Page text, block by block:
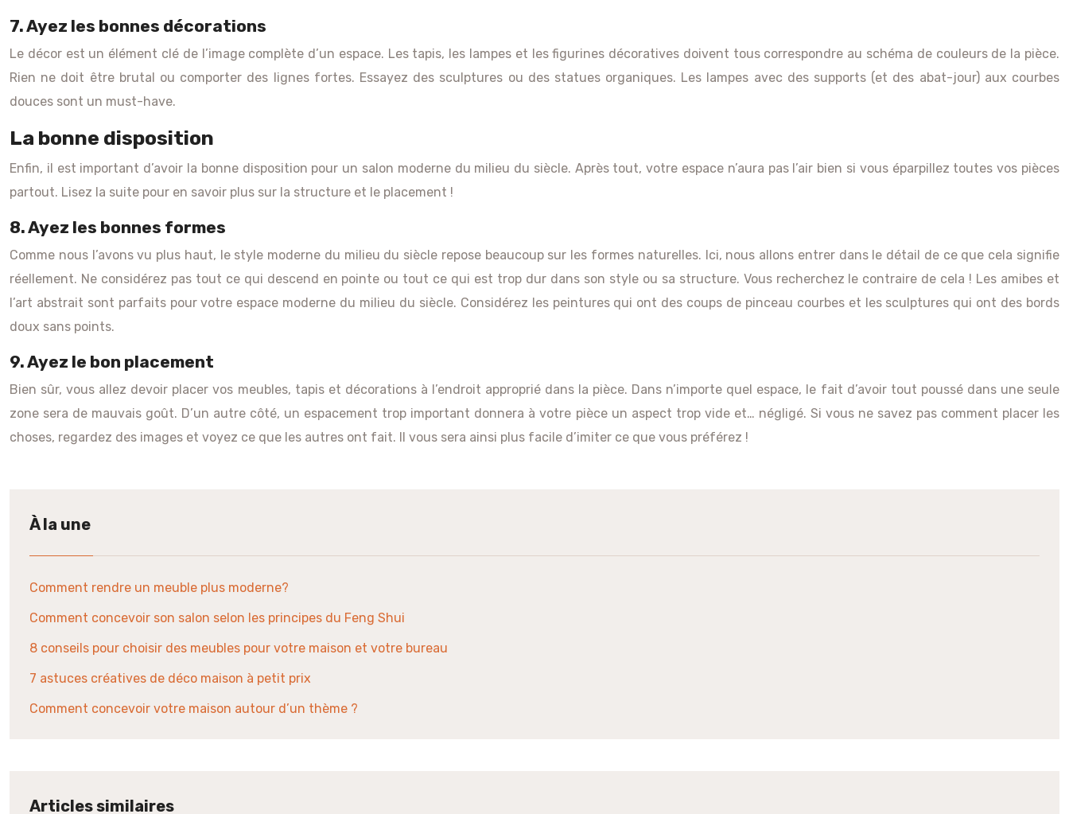
7. Ayez les bonnes décorations
Le décor est un élément clé de l’image complète d’un espace. Les tapis, les lampes et les figurines décoratives doivent tous correspondre au schéma de couleurs de la pièce.
Rien ne doit être brutal ou comporter des lignes fortes. Essayez des sculptures ou des statues organiques. Les lampes avec des supports (et des abat-jour) aux courbes
douces sont un must-have.
La bonne disposition
Enfin, il est important d’avoir la bonne disposition pour un salon moderne du milieu du siècle. Après tout, votre espace n’aura pas l’air bien si vous éparpillez toutes vos pièces
partout. Lisez la suite pour en savoir plus sur la structure et le placement !
8. Ayez les bonnes formes
Comme nous l’avons vu plus haut, le style moderne du milieu du siècle repose beaucoup sur les formes naturelles. Ici, nous allons entrer dans le détail de ce que cela signifie
réellement. Ne considérez pas tout ce qui descend en pointe ou tout ce qui est trop dur dans son style ou sa structure. Vous recherchez le contraire de cela ! Les amibes et
l’art abstrait sont parfaits pour votre espace moderne du milieu du siècle. Considérez les peintures qui ont des coups de pinceau courbes et les sculptures qui ont des bords
doux sans points.
9. Ayez le bon placement
Bien sûr, vous allez devoir placer vos meubles, tapis et décorations à l’endroit approprié dans la pièce. Dans n’importe quel espace, le fait d’avoir tout poussé dans une seule
zone sera de mauvais goût. D’un autre côté, un espacement trop important donnera à votre pièce un aspect trop vide et… négligé. Si vous ne savez pas comment placer les
choses, regardez des images et voyez ce que les autres ont fait. Il vous sera ainsi plus facile d’imiter ce que vous préférez !
À la une
Comment rendre un meuble plus moderne?
Comment concevoir son salon selon les principes du Feng Shui
8 conseils pour choisir des meubles pour votre maison et votre bureau
7 astuces créatives de déco maison à petit prix
Comment concevoir votre maison autour d’un thème ?
Articles similaires